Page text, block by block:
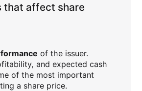
that affect share
of the issuer.
and expected cash
of the most important
a share price.